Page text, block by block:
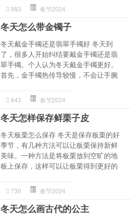
983 春节2024
冬天怎么带金镯子
冬天戴金手镯还是翡翠手镯好 冬天到
了，很多人开始纠结要戴金手镯还是翡
翠手镯。个人认为冬天戴金手镯更好。
首先，金手镯热传导较慢，不会让手腕
643 春节2024
冬天怎样保存鲜栗子皮
冬天板栗怎么保存 冬天是保存板栗的好
季节，有几种方法可以让板栗保持新鲜
美味。一种方法是将板栗放到空旷的地
板上保存，这样可以让板栗得到更好的
730 春节2024
冬天怎么画古代的公主